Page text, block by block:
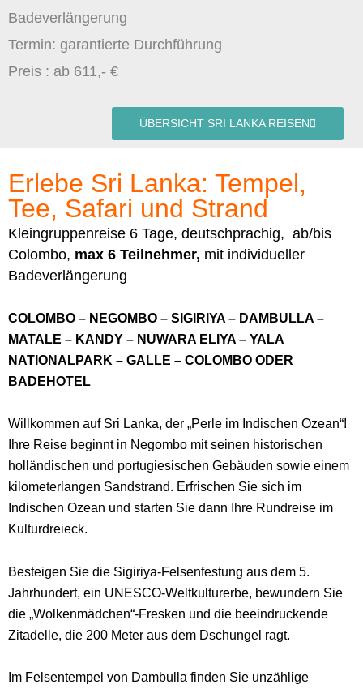
Badeverlängerung
Termin: garantierte Durchführung
Preis : ab 611,- €
ÜBERSICHT SRI LANKA REISEN
Erlebe Sri Lanka: Tempel,
Tee, Safari und Strand
Kleingruppenreise 6 Tage, deutschprachig, ab/bis
Colombo, max 6 Teilnehmer, mit individueller
Badeverlängerung
COLOMBO – NEGOMBO – SIGIRIYA – DAMBULLA –
MATALE – KANDY – NUWARA ELIYA – YALA
NATIONALPARK – GALLE – COLOMBO ODER
BADEHOTEL
Willkommen auf Sri Lanka, der „Perle im Indischen Ozean“!
Ihre Reise beginnt in Negombo mit seinen historischen
holländischen und portugiesischen Gebäuden sowie einem
kilometerlangen Sandstrand. Erfrischen Sie sich im
Indischen Ozean und starten Sie dann Ihre Rundreise im
Kulturdreieck.
Besteigen Sie die Sigiriya-Felsenfestung aus dem 5.
Jahrhundert, ein UNESCO-Weltkulturerbe, bewundern Sie
die „Wolkenmädchen“-Fresken und die beeindruckende
Zitadelle, die 200 Meter aus dem Dschungel ragt.
Im Felsentempel von Dambulla finden Sie unzählige